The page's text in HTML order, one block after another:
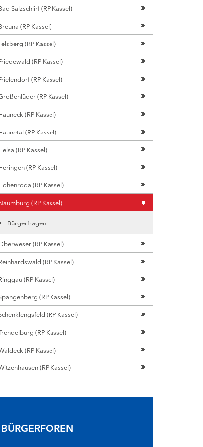
Salzschlirf (RP Kassel)
(RP Kassel)
(RP Kassel)
(RP Kassel)
(RP Kassel)
(RP Kassel)
(RP Kassel)
(RP Kassel)
(RP Kassel)
(RP Kassel)
(RP Kassel)
(RP Kassel)
Bürgerfragen
(RP Kassel)
(RP Kassel)
(RP Kassel)
(RP Kassel)
(RP Kassel)
(RP Kassel)
(RP Kassel)
(RP Kassel)
BÜRGERFOREN